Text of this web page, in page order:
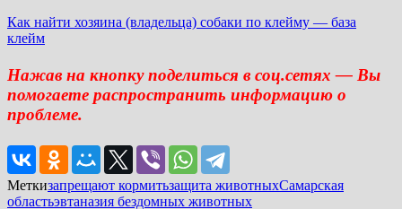
Как найти хозяина (владельца) собаки по клейму — база
клейм
Нажав на кнопку поделиться в соц.сетях — Вы
помогаете распространить информацию о
проблеме.
Меткизапрещают кормитьзащита животныхСамарская
областьэвтаназия бездомных животных